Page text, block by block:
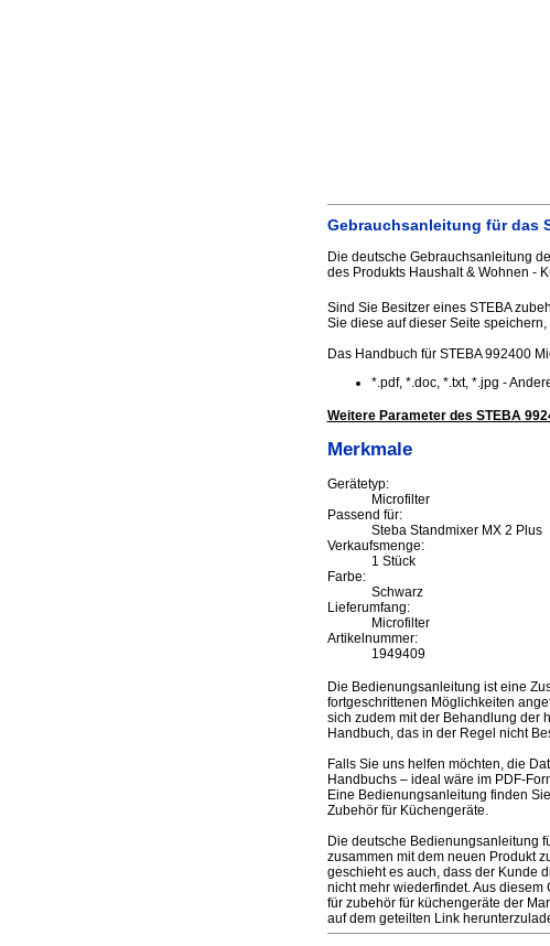
Gebrauchsanleitung für das
Die deutsche Gebrauchsanleitung
des Produkts Haushalt & Wohnen -
Sind Sie Besitzer eines STEBA
Sie diese auf dieser Seite
Das Handbuch für STEBA 992400
*.pdf, *.doc, *.txt, *.jpg -
Weitere Parameter des STEBA
Merkmale
Gerätetyp:
Microfilter
Passend für:
Steba Standmixer MX 2 Plus
Verkaufsmenge:
1 Stück
Farbe:
Schwarz
Lieferumfang:
Microfilter
Artikelnummer:
1949409
Die Bedienungsanleitung ist eine
fortgeschrittenen Möglichkeiten
sich zudem mit der Behandlung der
Handbuch, das in der Regel nicht
Falls Sie uns helfen möchten, die
Handbuchs – ideal wäre im PDF-
Eine Bedienungsanleitung finden
Zubehör für Küchengeräte.
Die deutsche Bedienungsanleitung
zusammen mit dem neuen Produkt
geschieht es auch, dass der Kunde
nicht mehr wiederfindet. Aus
für zubehör für küchengeräte der
auf dem geteilten Link